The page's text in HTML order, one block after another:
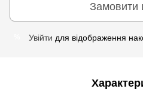
Замовити
Увійти для відображення